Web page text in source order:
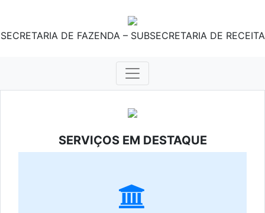
SECRETARIA DE FAZENDA – SUBSECRETARIA DE RECEITA
SERVIÇOS EM DESTAQUE